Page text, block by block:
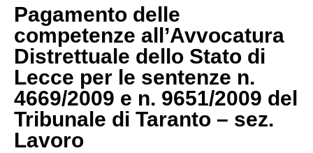
Pagamento delle
competenze all’Avvocatura
Distrettuale dello Stato di
Lecce per le sentenze n.
4669/2009 e n. 9651/2009 del
Tribunale di Taranto – sez.
Lavoro